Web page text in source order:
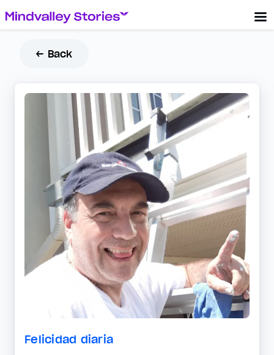
← Back
Felicidad diaria